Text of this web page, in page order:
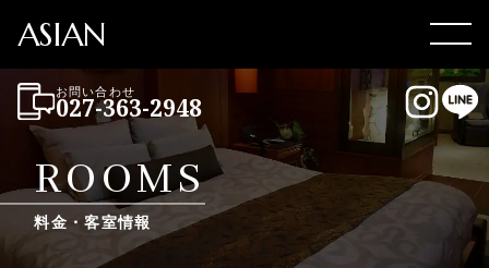
ASIAN
お問い合わせ
027-363-2948
ROOMS
料金・客室情報